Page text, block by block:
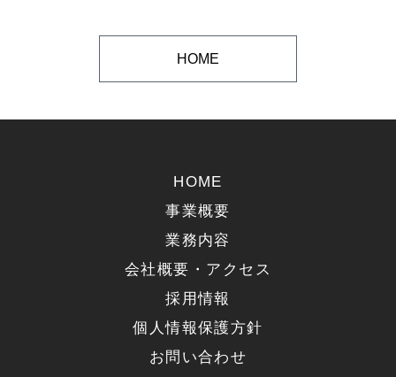
HOME
HOME
事業概要
業務内容
会社概要・アクセス
採用情報
個人情報保護方針
お問い合わせ